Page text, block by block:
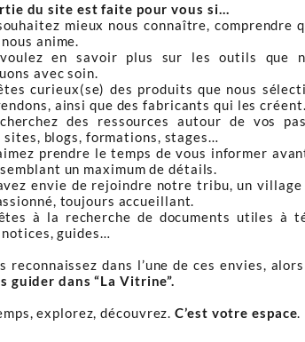
du site est faite pour vous si…
mieux nous connaître, comprendre
anime.
en savoir plus sur les outils que
avec soin.
curieux(se) des produits que nous
ainsi que des fabricants qui les créent.
des ressources autour de vos
sites, blogs, formations, stages…
prendre le temps de vous informer
un maximum de détails.
envie de rejoindre notre tribu, un village
toujours accueillant.
à la recherche de documents utiles à
notices, guides…
reconnaissez dans l’une de ces envies,
guider dans “La Vitrine”.
explorez, découvrez.C’est votre espace.